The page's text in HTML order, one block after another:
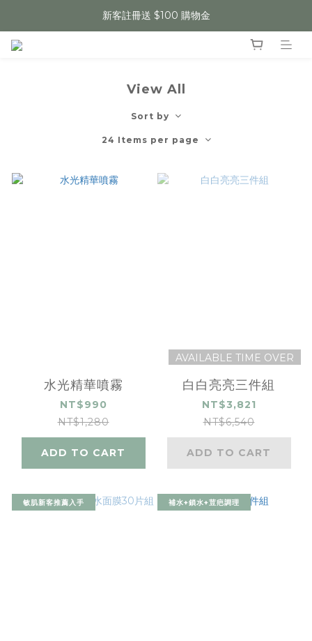
新客註冊送 $100 購物金
View All
Sort by
24 Items per page
水光精華噴霧
NT$990
NT$1,280
ADD TO CART
AVAILABLE TIME OVER
白白亮亮三件組
NT$3,821
NT$6,540
ADD TO CART
敏肌新客推薦入手 補水+鎖水+荳疤調理